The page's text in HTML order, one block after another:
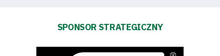
SPONSOR STRATEGICZNY